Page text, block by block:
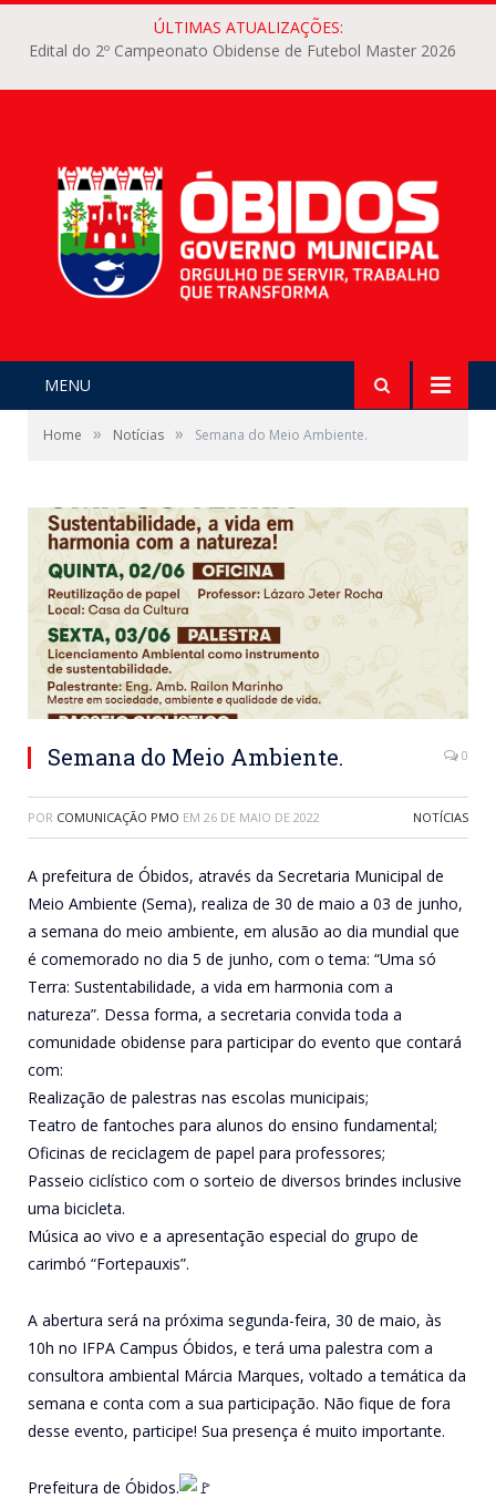
ÚLTIMAS ATUALIZAÇÕES:
Edital do 2º Campeonato Obidense de Futebol Master 2026
MENU
Home » Notícias » Semana do Meio Ambiente.
Semana do Meio Ambiente. 0
POR COMUNICAÇÃO PMO EM 26 DE MAIO DE 2022 NOTÍCIAS
A prefeitura de Óbidos, através da Secretaria Municipal de
Meio Ambiente (Sema), realiza de 30 de maio a 03 de junho,
a semana do meio ambiente, em alusão ao dia mundial que
é comemorado no dia 5 de junho, com o tema: “Uma só
Terra: Sustentabilidade, a vida em harmonia com a
natureza”. Dessa forma, a secretaria convida toda a
comunidade obidense para participar do evento que contará
com:
Realização de palestras nas escolas municipais;
Teatro de fantoches para alunos do ensino fundamental;
Oficinas de reciclagem de papel para professores;
Passeio ciclístico com o sorteio de diversos brindes inclusive
uma bicicleta.
Música ao vivo e a apresentação especial do grupo de
carimbó “Fortepauxis”.
A abertura será na próxima segunda-feira, 30 de maio, às
10h no IFPA Campus Óbidos, e terá uma palestra com a
consultora ambiental Márcia Marques, voltado a temática da
semana e conta com a sua participação. Não fique de fora
desse evento, participe! Sua presença é muito importante.
Prefeitura de Óbidos.